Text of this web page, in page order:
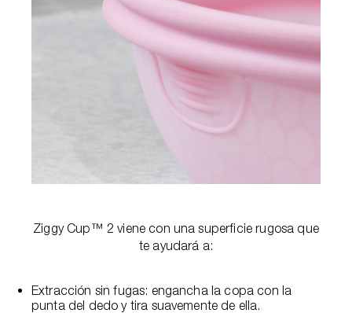
Ziggy Cup™ 2 viene con una superficie rugosa que
te ayudará a:
Extracción sin fugas: engancha la copa con la
punta del dedo y tira suavemente de ella.